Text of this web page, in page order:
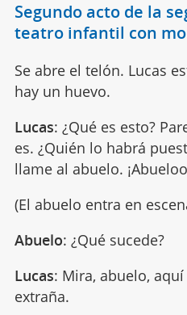
Segundo acto de la
teatro infantil con
Se abre el telón. Lucas
hay un huevo.
Lucas: ¿Qué es esto?
es. ¿Quién lo habrá
llame al abuelo.
(El abuelo entra en
Abuelo: ¿Qué sucede?
Lucas: Mira, abuelo,
extraña.